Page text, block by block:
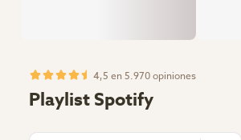
4,5 en 5.970 opiniones
Playlist Spotify